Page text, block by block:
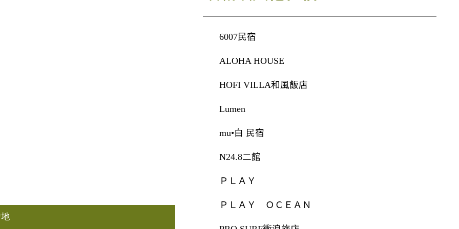
6007民宿
ALOHA HOUSE
HOFI VILLA和風飯店
Lumen
mu•白 民宿
N24.8二館
ＰＬＡＹ
ＰＬＡＹ ＯＣＥＡＮ